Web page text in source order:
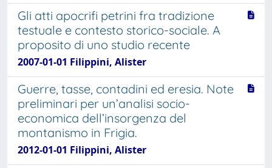
Gli atti apocrifi petrini fra tradizione
testuale e contesto storico-sociale. A
proposito di uno studio recente
2007-01-01 Filippini, Alister
Guerre, tasse, contadini ed eresia. Note
preliminari per un’analisi socio-
economica dell’insorgenza del
montanismo in Frigia.
2012-01-01 Filippini, Alister